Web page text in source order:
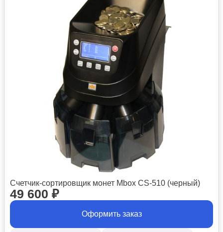
Счетчик-сортировщик монет Mbox CS-510 (черный)
49 600 ₽
Оформить заказ